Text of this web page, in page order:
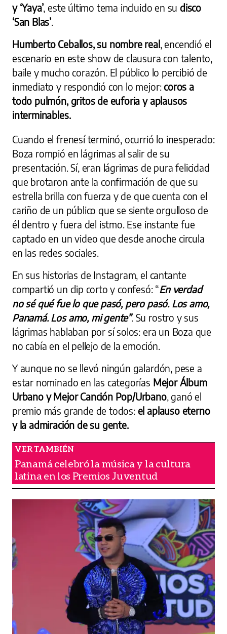
y ‘Yaya’, este último tema incluido en su disco
‘San Blas’
Humberto Ceballos, su nombre real, encendió el
escenario en este show de clausura con talento,
baile y mucho corazón. El público lo percibió de
inmediato y respondió con lo mejor: coros a
todo pulmón, gritos de euforia y aplausos
interminables.
Cuando el frenesí terminó, ocurrió lo inesperado:
Boza rompió en lágrimas al salir de su
presentación. Sí, eran lágrimas de pura felicidad
que brotaron ante la confirmación de que su
estrella brilla con fuerza y de que cuenta con el
cariño de un público que se siente orgulloso de
él dentro y fuera del istmo. Ese instante fue
captado en un video que desde anoche circula
en las redes sociales.
En sus historias de Instagram, el cantante
compartió un clip corto y confesó: “En verdad
no sé qué fue lo que pasó, pero pasó. Los amo,
Panamá. Los amo, mi gente”. Su rostro y sus
lágrimas hablaban por sí solos: era un Boza que
no cabía en el pellejo de la emoción.
Y aunque no se llevó ningún galardón, pese a
estar nominado en las categorías Mejor Álbum
Urbano y Mejor Canción Pop/Urbano, ganó el
premio más grande de todos: el aplauso eterno
y la admiración de su gente.
Panamá celebró la música y la cultura
latina en los Premios Juventud